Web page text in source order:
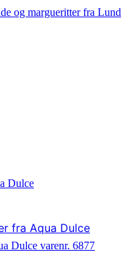
og margueritter fra Lund
Dulce
Dulce varenr. 6877